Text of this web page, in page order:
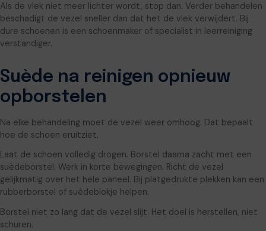
Als de vlek niet meer lichter wordt, stop dan. Verder behandelen
beschadigt de vezel sneller dan dat het de vlek verwijdert. Bij
dure schoenen is een schoenmaker of specialist in leerreiniging
verstandiger.
Suède na reinigen opnieuw
opborstelen
Na elke behandeling moet de vezel weer omhoog. Dat bepaalt
hoe de schoen eruitziet.
Laat de schoen volledig drogen. Borstel daarna zacht met een
suèdeborstel. Werk in korte bewegingen. Richt de vezel
gelijkmatig over het hele paneel. Bij platgedrukte plekken kan een
rubberborstel of suèdeblokje helpen.
Borstel niet zo lang dat de vezel slijt. Het doel is herstellen, niet
schuren.